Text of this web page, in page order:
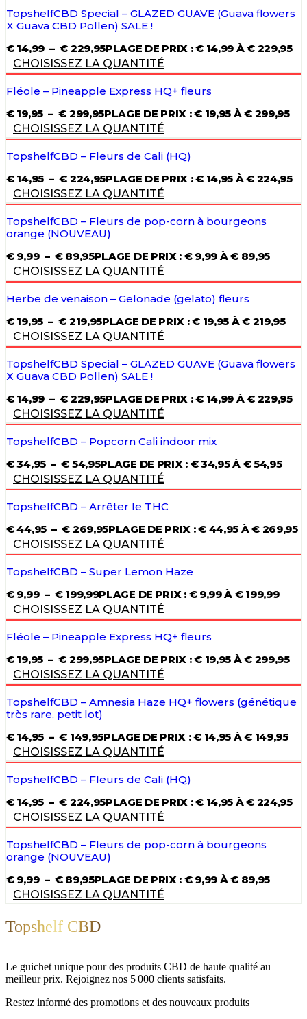
TopshelfCBD Special – GLAZED GUAVE (Guava flowers
X Guava CBD Pollen) SALE !
€14,99 – € 229,95PLAGE DE PRIX : € 14,99 À € 229,95
CHOISISSEZ LA QUANTITÉ
Fléole – Pineapple Express HQ+ fleurs
€19,95 – € 299,95PLAGE DE PRIX : € 19,95 À € 299,95
CHOISISSEZ LA QUANTITÉ
TopshelfCBD – Fleurs de Cali (HQ)
€14,95 – € 224,95PLAGE DE PRIX : € 14,95 À € 224,95
CHOISISSEZ LA QUANTITÉ
TopshelfCBD – Fleurs de pop-corn à bourgeons
orange (NOUVEAU)
€9,99 – €89,95PLAGE DE PRIX : € 9,99 À € 89,95
CHOISISSEZ LA QUANTITÉ
Herbe de venaison – Gelonade (gelato) fleurs
€19,95 – € 219,95PLAGE DE PRIX : € 19,95 À € 219,95
CHOISISSEZ LA QUANTITÉ
TopshelfCBD Special – GLAZED GUAVE (Guava flowers
X Guava CBD Pollen) SALE !
€14,99 – € 229,95PLAGE DE PRIX : € 14,99 À € 229,95
CHOISISSEZ LA QUANTITÉ
TopshelfCBD – Popcorn Cali indoor mix
€34,95 – € 54,95PLAGE DE PRIX : € 34,95 À € 54,95
CHOISISSEZ LA QUANTITÉ
TopshelfCBD – Arrêter le THC
€44,95 – € 269,95PLAGE DE PRIX : € 44,95 À € 269,95
CHOISISSEZ LA QUANTITÉ
TopshelfCBD – Super Lemon Haze
€9,99 – €199,99PLAGE DE PRIX : € 9,99 À € 199,99
CHOISISSEZ LA QUANTITÉ
Fléole – Pineapple Express HQ+ fleurs
€19,95 – € 299,95PLAGE DE PRIX : € 19,95 À € 299,95
CHOISISSEZ LA QUANTITÉ
TopshelfCBD – Amnesia Haze HQ+ flowers (génétique
très rare, petit lot)
€14,95 – € 149,95PLAGE DE PRIX : € 14,95 À € 149,95
CHOISISSEZ LA QUANTITÉ
TopshelfCBD – Fleurs de Cali (HQ)
€14,95 – € 224,95PLAGE DE PRIX : € 14,95 À € 224,95
CHOISISSEZ LA QUANTITÉ
TopshelfCBD – Fleurs de pop-corn à bourgeons
orange (NOUVEAU)
€9,99 – €89,95PLAGE DE PRIX : € 9,99 À € 89,95
CHOISISSEZ LA QUANTITÉ
Topshelf CBD
Le guichet unique pour des produits CBD de haute qualité au
meilleur prix. Rejoignez nos 5 000 clients satisfaits.
Restez informé des promotions et des nouveaux produits